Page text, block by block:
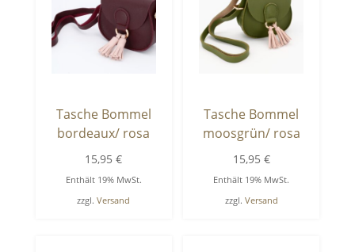
Tasche Bommel
bordeaux/ rosa
15,95€
Enthält 19% MwSt.
zzgl.Versand
Tasche Bommel
moosgrün/ rosa
15,95 €
Enthält 19% MwSt.
zzgl. Versand